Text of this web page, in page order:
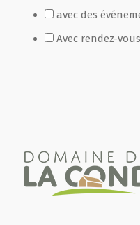
avec des
Avec rendez-vous